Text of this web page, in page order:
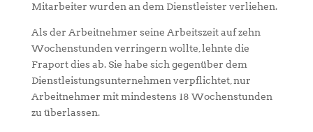
Mitarbeiter wurden an dem Dienstleister verliehen.
Als der Arbeitnehmer seine Arbeitszeit auf zehn
Wochenstunden verringern wollte, lehnte die
Fraport dies ab. Sie habe sich gegenüber dem
Dienstleistungsunternehmen verpflichtet, nur
Arbeitnehmer mit mindestens 18 Wochenstunden
zu überlassen.